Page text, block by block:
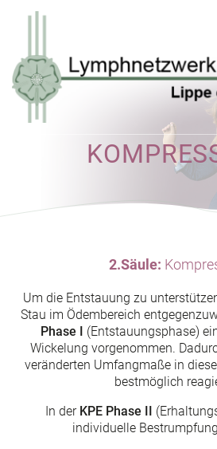
2.Säule:
Um die Entstauung zu
Stau im Ödembereich
Phase I
(Entstauungsphase)
Wickelung vorgenommen.
veränderten Umfangmaße in
bestmöglich
In der KPE Phase II
individuelle